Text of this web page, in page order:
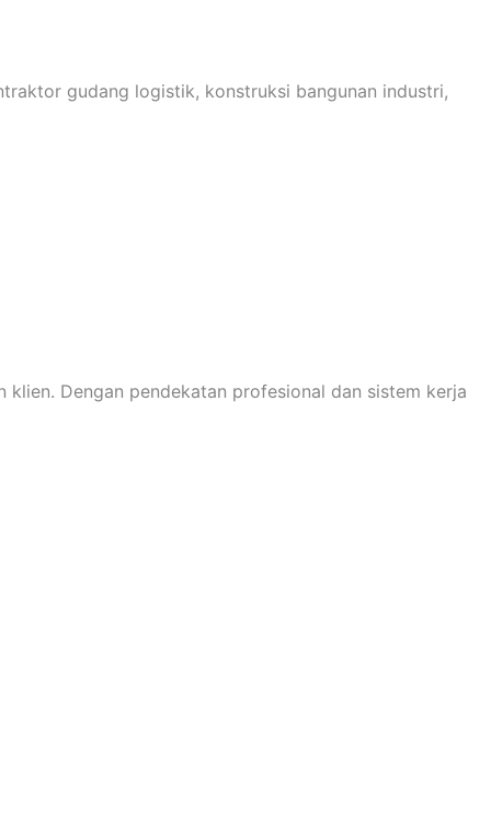
gudang logistik, konstruksi bangunan industri,
Dengan pendekatan profesional dan sistem kerja